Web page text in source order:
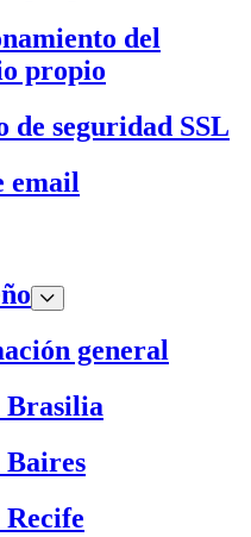
del
propio
de seguridad SSL
email
general
Brasilia
Baires
Recife